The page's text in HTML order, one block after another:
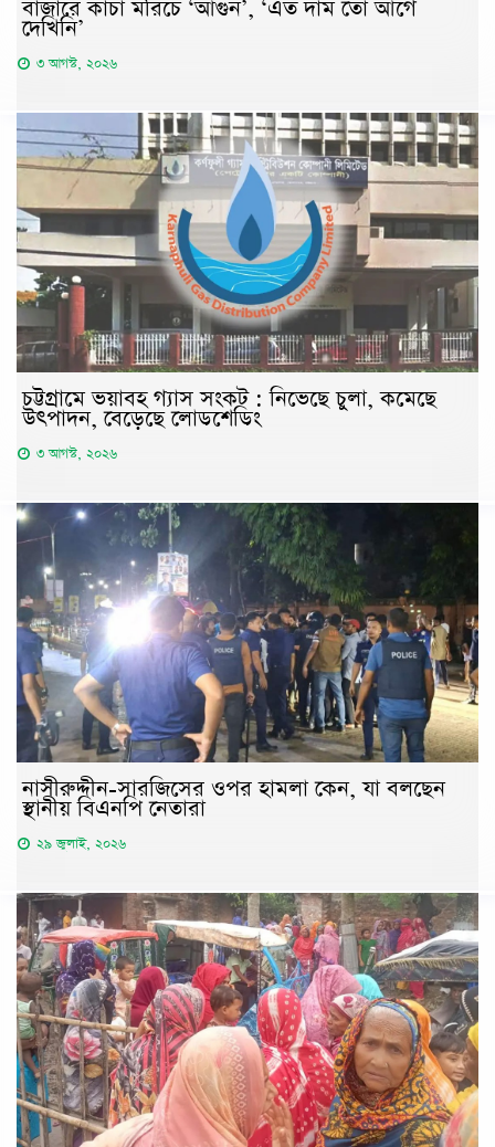
বাজারে কাঁচা মরিচে ‘আগুন’, ‘এত দাম তো আগে
দেখিনি’
৩ আগস্ট, ২০২৬
চট্টগ্রামে ভয়াবহ গ্যাস সংকট : নিভেছে চুলা, কমেছে
উৎপাদন, বেড়েছে লোডশেডিং
৩ আগস্ট, ২০২৬
নাসীরুদ্দীন-সারজিসের ওপর হামলা কেন, যা বলছেন
স্থানীয় বিএনপি নেতারা
২৯ জুলাই, ২০২৬